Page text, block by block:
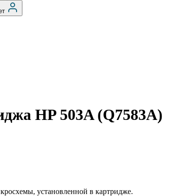
HP 503A (Q7583A)
установленной в картридже.